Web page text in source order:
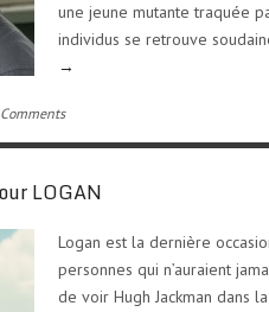
une jeune mutante traquée
individus se retrouve
→
LOGAN
Logan est la dernière
personnes qui n’auraient
de voir Hugh Jackman dans